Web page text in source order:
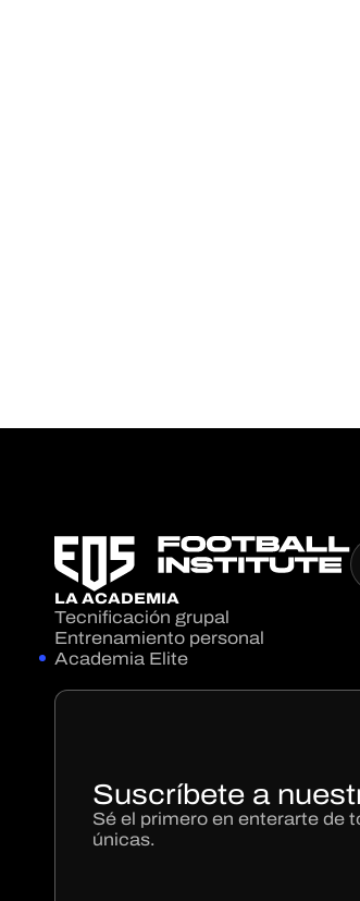
LA ACADEMIA
Tecnificación grupal
Entrenamiento personal
Academia Elite
Suscríbete a
Sé el primero en enterarte de
únicas.